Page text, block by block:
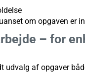
om opgaven er
– for
udvalg af opgaver